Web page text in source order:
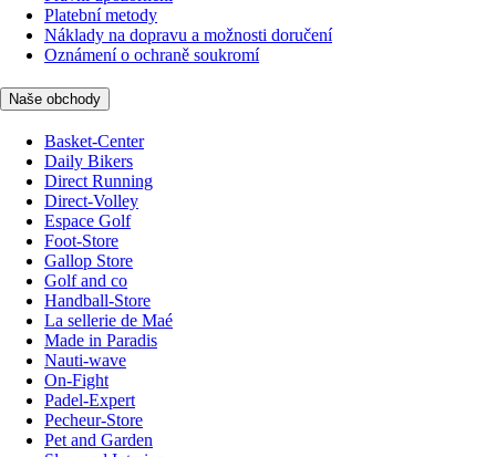
Platební metody
Náklady na dopravu a možnosti doručení
Oznámení o ochraně soukromí
Naše obchody
Basket-Center
Daily Bikers
Direct Running
Direct-Volley
Espace Golf
Foot-Store
Gallop Store
Golf and co
Handball-Store
La sellerie de Maé
Made in Paradis
Nauti-wave
On-Fight
Padel-Expert
Pecheur-Store
Pet and Garden